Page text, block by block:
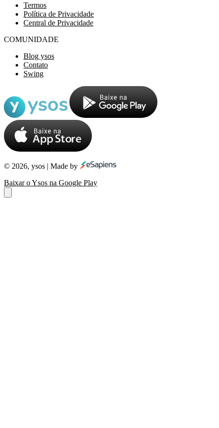
Termos
Política de Privacidade
Central de Privacidade
COMUNIDADE
Blog ysos
Contato
Swing
© 2026, ysos | Made by
Baixar o Ysos na Google Play